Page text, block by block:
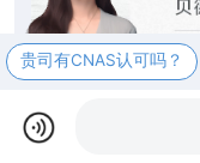
贵司有CNAS认可吗？